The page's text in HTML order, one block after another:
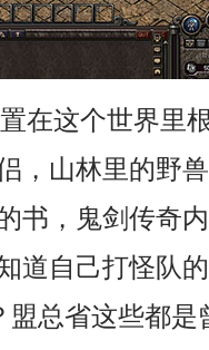
在这个世界里
，山林里的野
书，鬼剑传奇
道自己打怪队
盟总省这些都